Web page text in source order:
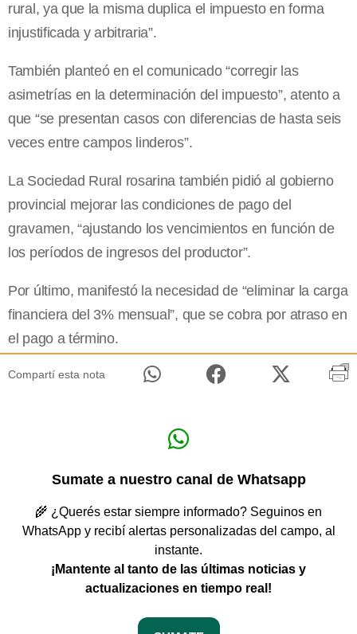
rural, ya que la misma duplica el impuesto en forma
injustificada y arbitraria”.
También planteó en el comunicado “corregir las
asimetrías en la determinación del impuesto”, atento a
que “se presentan casos con diferencias de hasta seis
veces entre campos linderos”.
La Sociedad Rural rosarina también pidió al gobierno
provincial mejorar las condiciones de pago del
gravamen, “ajustando los vencimientos en función de
los períodos de ingresos del productor”.
Por último, manifestó la necesidad de “eliminar la carga
financiera del 3% mensual”, que se cobra por atraso en
el pago a término.
Compartí esta nota
Sumate a nuestro canal de Whatsapp
🌾 ¿Querés estar siempre informado? Seguinos en
WhatsApp y recibí alertas personalizadas del campo, al
instante.
¡Mantente al tanto de las últimas noticias y
actualizaciones en tiempo real!